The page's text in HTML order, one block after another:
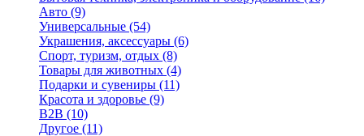
Авто (9)
Универсальные (54)
Украшения, аксессуары (6)
Спорт, туризм, отдых (8)
Товары для животных (4)
Подарки и сувениры (11)
Красота и здоровье (9)
B2B (10)
Другое (11)